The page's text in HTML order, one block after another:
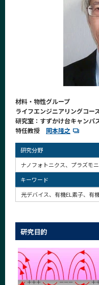
材料・物性グループ
ライフエンジニアリングコー
研究室：すずかけ台キャンパ
特任教授 岡本隆之
研究分野
ナノフォトニクス、プラズモ
キーワード
光デバイス、有機EL素子、有
研究目的